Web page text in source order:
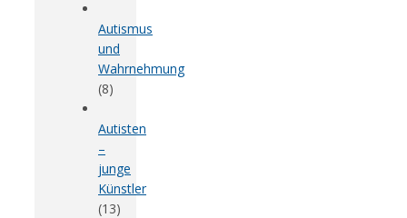
Autismus
und
Wahrnehmung
(8)
Autisten
–
junge
Künstler
(13)